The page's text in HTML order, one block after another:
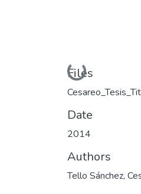
Loading...
Files
Date
2014
Authors
Tello Sánchez,